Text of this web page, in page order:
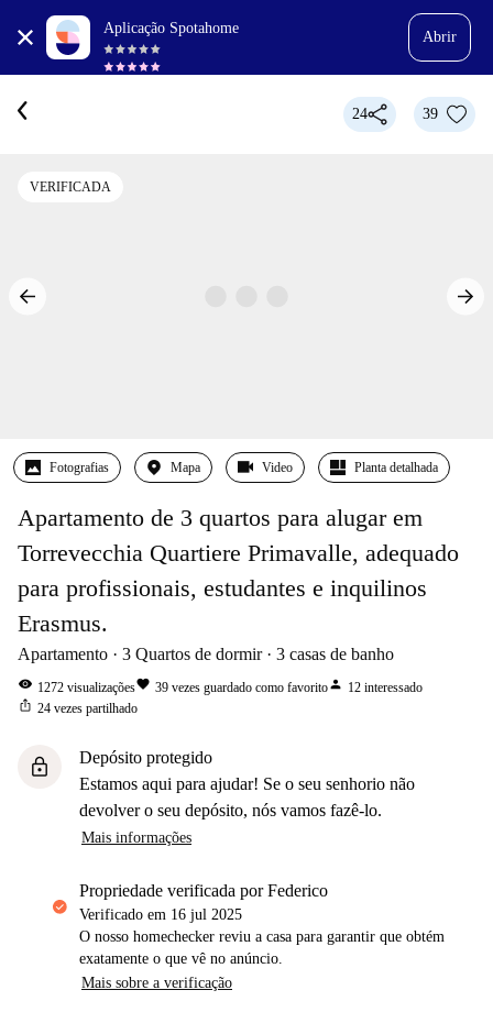
Aplicação Spotahome
Abrir
24 39
VERIFICADA
Fotografias Mapa Video Planta detalhada
Apartamento de 3 quartos para alugar em
Torrevecchia Quartiere Primavalle, adequado
para profissionais, estudantes e inquilinos
Erasmus.
Apartamento 3 Quartos de dormir 3 casas de banho
visibility 1272 visualizaçõesfavorite 39 vezes guardado como favoritoperson 12 interessado
ios_share 24 vezes partilhado
lock
Depósito protegido
Estamos aqui para ajudar! Se o seu senhorio não
devolver o seu depósito, nós vamos fazê-lo.
Mais informações
propriedade verificada por Federico
Verificado em 16 jul 2025
O nosso homechecker reviu a casa para garantir que obtém
exatamente o que vê no anúncio.
Mais sobre a verificação